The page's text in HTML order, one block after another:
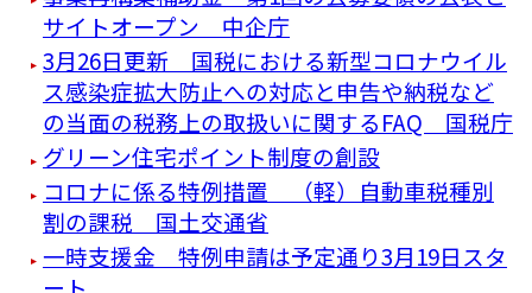
サイトオープン 中企庁
3月26日更新 国税における新型コロナウイル
ス感染症拡大防止への対応と申告や納税など
の当面の税務上の取扱いに関するFAQ 国税庁
グリーン住宅ポイント制度の創設
コロナに係る特例措置 （軽）自動車税種別
割の課税 国土交通省
一時支援金 特例申請は予定通り3月19日スタ